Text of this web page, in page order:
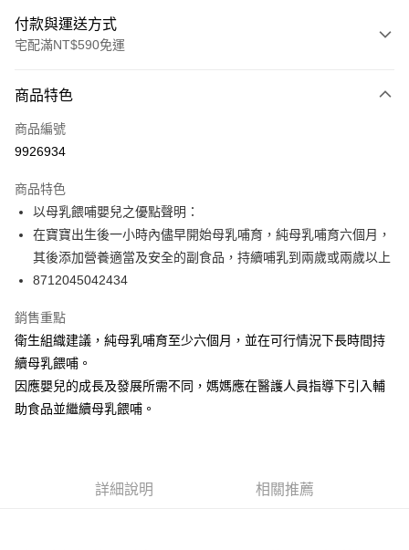
付款與運送方式
宅配滿NT$590免運
信用卡一次付款
LINE Pay
街口支付
悠遊付
Google Pay
AFTEE先享後付
相關說明
AFTEE先享後付是「在收到商品之後才付款」的支付方式。 讓您購物簡單
便利好安心！
１．簡單：不需註冊會員、不需綁卡、不需儲值。
２．便利：只要手機號碼，簡訊認證，即可結帳。
１．於結帳方式選擇「AFTEE先享後付」後，將跳轉至「AFTEE先享後付」
結帳頁面，進行簡訊認證並確認金額後，即可完成結帳。
ATM付款
運送方式
商品特色
商品編號
9926934
商品特色
以母乳餵哺嬰兒之優點聲明：
在寶寶出生後一小時內儘早開始母乳哺育，純母乳哺育六個月，
其後添加營養適當及安全的副食品，持續哺乳到兩歲或兩歲以上
8712045042434
銷售重點
衛生組織建議，純母乳哺育至少六個月，並在可行情況下長時間持
續母乳餵哺。
因應嬰兒的成長及發展所需不同，媽媽應在醫護人員指導下引入輔
助食品並繼續母乳餵哺。
詳細說明 相關推薦